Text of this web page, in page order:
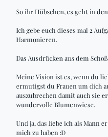
So ihr Hübschen, es geht in
Ich gebe euch dieses mal 2
Harmonieren.
Das Ausdrücken aus dem
Meine Vision ist es, wenn du
ermutigst du Frauen um dich
auszubrechen damit auch sie
wundervolle Blumenwiese.
Und ja, das liebe ich als Mann
mich zu haben :D